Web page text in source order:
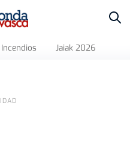
Incendios Jaiak 2026